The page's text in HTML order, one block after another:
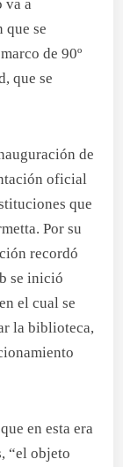
va a
que se
de 90º
que se
de
oficial
que
Por su
recordó
se inició
el cual se
la biblioteca,
en esta era
“el objeto